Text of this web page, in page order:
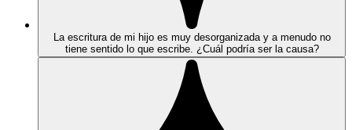
La escritura de mi hijo es muy desorganizada y a menudo no
tiene sentido lo que escribe. ¿Cuál podría ser la causa?